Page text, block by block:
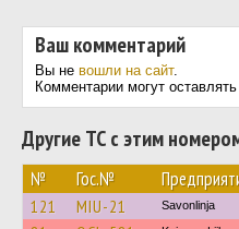
Ваш комментарий
Вы не вошли на сайт.
Комментарии могут
Другие ТС с этим
№ Гос.№
121 MIU-21 Savonlinja